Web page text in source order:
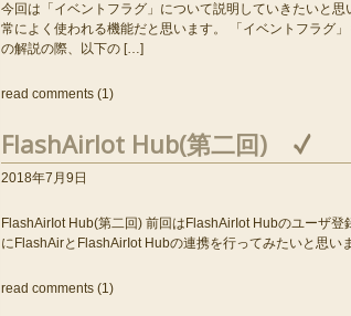
今回は「イベントフラグ」について説明していきたいと
常によく使われる機能だと思います。 「イベントフラグ
の解説の際、以下の […]
read comments (1)
FlashAirIot Hub(第二回)
2018年7月9日
FlashAirIot Hub(第二回) 前回はFlashAirIot Hubのユーザ
にFlashAirとFlashAirIot Hubの連携を行ってみたいと思い
read comments (1)